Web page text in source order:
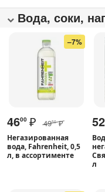
Вода, соки,
–7%
4600 ₽ 4950 ₽
Негазированная
вода, Fahrenheit, 0,5
л, в ассортименте
52
л